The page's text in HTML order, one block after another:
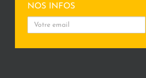
NOS INFOS